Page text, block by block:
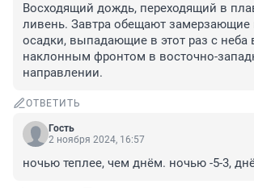
Восходящий дождь, переходящий в
ливень. Завтра обещают замерзающие
осадки, выпадающие в этот раз с неба
наклонным фронтом в восточно-
направлении.
ОТВЕТИТЬ
Гость
2 ноября 2024, 16:57
ночью теплее, чем днём. ночью -5-3,